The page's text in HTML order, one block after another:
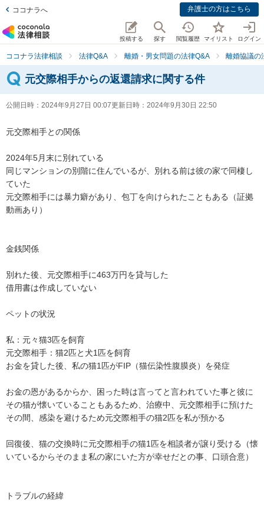
ココナラへ 弁護士の方はこちら
投稿する 探す 閲覧履歴 マイリスト ログイン
ココナラ法律相談 法律Q&A 離婚・男女問題の法律Q&A 離婚協議の
元交際相手からの返還請求に関する件
公開日時： 2024年9月27日 00:07更新日時： 2024年9月30日 22:50
元交際相手との関係
2024年5月末に別れている
同じマンションの別階に住んでいるが、別れる前は彼の家で同棲し
ていた
元交際相手には暴力癖があり、包丁を向けられたこともある（証拠
動画あり）
金銭関係
別れた後、元交際相手に463万円を貸与した
借用書は作成していない
ペットの状況
私：元々猫3匹を飼育
元交際相手：猫2匹と犬1匹を飼育
お金を貸した後、私の猫1匹がFIP（猫伝染性腹膜炎）を発症
お金の恩があるからか、困った時は言ってと言われていた事と彼に
その猫が懐いていることもあるため、治療中、元交際相手に預けた
その間、感染を避けるため元交際相手の猫2匹を私が預かる
回復後、猫の交換時に元交際相手の猫1匹を相談者が譲り受ける（懐
いているからそのまま私の家にいた方が幸せだとの事、口頭合意）
トラブルの経緯